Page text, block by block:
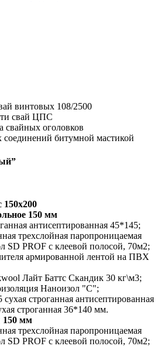
винтовых 108/2500
свай ЦПС
свайных оголовков
соединений битумной мастикой
150 мм
антисептированная 45*145;
трехслойная паропроницаемая
SD PROF c клеевой полосой, 70м2;
армированной лентой на ПВХ
Лайт Баттс Скандик 30 кг\м3;
Наноизол "С";
строганная антисептированная
строганная 36*140 мм.
150 мм
трехслойная паропроницаемая
SD PROF c клеевой полосой, 70м2;